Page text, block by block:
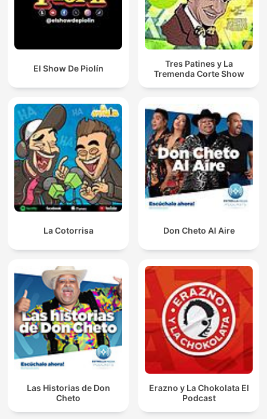
El Show De Piolín
Tres Patines y La
Tremenda Corte Show
La Cotorrisa Don Cheto Al Aire
Las Historias de Don
Cheto
Erazno y La Chokolata El
Podcast